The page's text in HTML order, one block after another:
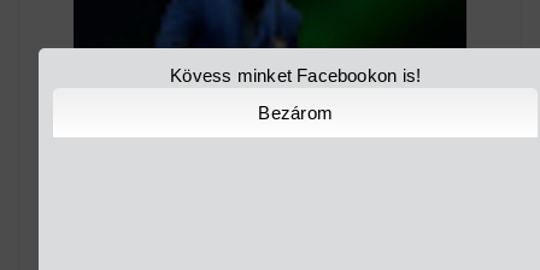
Kövess minket Facebookon is!
Bezárom